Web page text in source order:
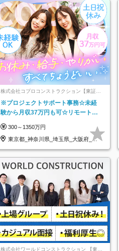
株式会社コプロコンストラクション【東証プ
ライム上場コプロ・ホールディングス子会
社】
※プロジェクトサポート事務☆未経
験から月収37万円も可☆リモート研
b
300～1350万円
東京都_神奈川県_埼玉県_大阪府_愛
知県…
株式会社ワールドコンストラクション 【東証